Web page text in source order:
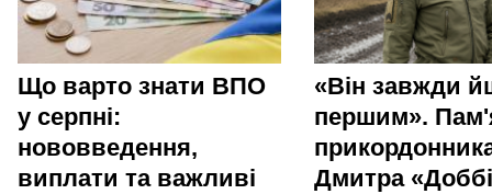
Що варто знати ВПО
у серпні:
нововведення,
виплати та важливі
«Він завжди
першим».
Дмитра